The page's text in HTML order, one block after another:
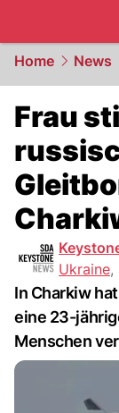
Home News
Frau
Ukraine,
In Charkiw
eine 23-
Menschen